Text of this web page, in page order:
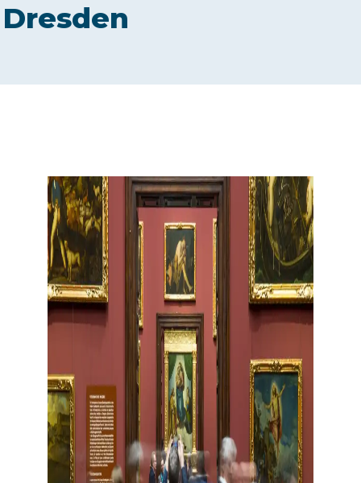
A global network of independent professional
services firms
Dresden